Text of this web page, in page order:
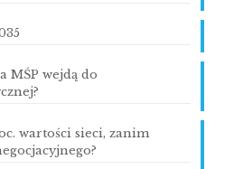
MŚP wejdą do
wartości sieci, zanim